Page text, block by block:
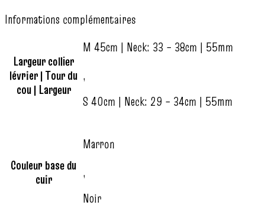
Informations complémentaires
Largeur collier
lévrier | Tour du
cou | Largeur
M 45cm | Neck: 33 – 38cm | 55mm
,
S 40cm | Neck: 29 – 34cm | 55mm
Couleur base du
cuir
Marron
,
Noir